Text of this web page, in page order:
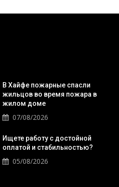
В Хайфе пожарные спасли
жильцов во время пожара в
жилом доме
07/08/2026
Ищете работу с достойной
оплатой и стабильностью?
05/08/2026